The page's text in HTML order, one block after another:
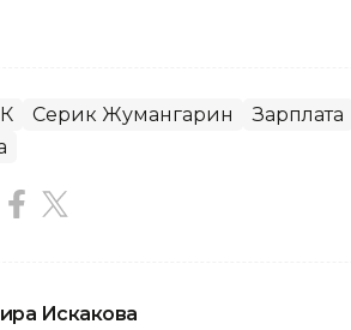
Серик Жумангарин Зарплата
Искакова